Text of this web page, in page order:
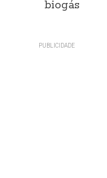
biogás